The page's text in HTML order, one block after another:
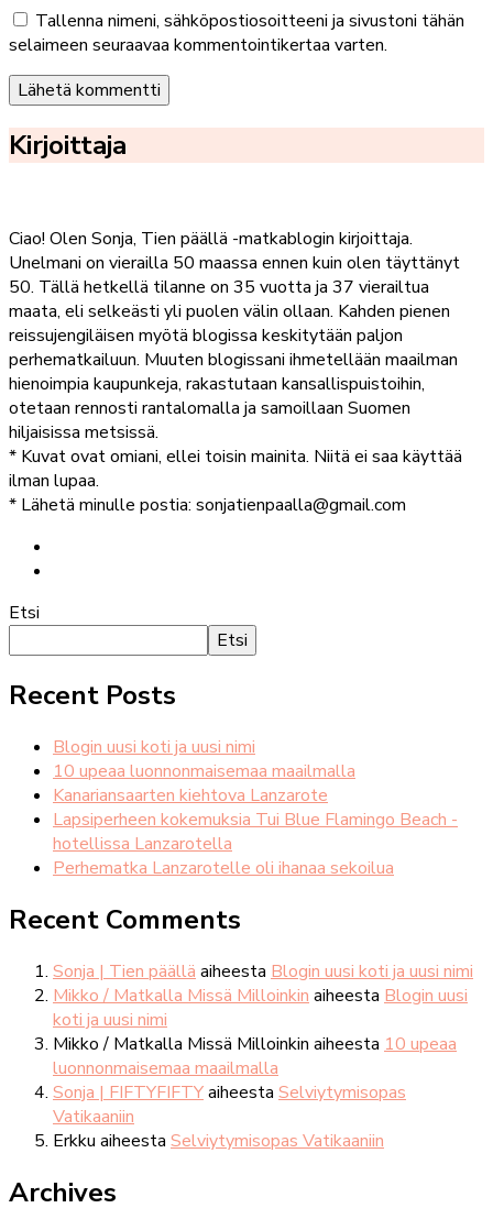
Tallenna nimeni, sähköpostiosoitteeni ja sivustoni tähän
selaimeen seuraavaa kommentointikertaa varten.
Kirjoittaja
Ciao! Olen Sonja, Tien päällä -matkablogin kirjoittaja.
Unelmani on vierailla 50 maassa ennen kuin olen täyttänyt
50. Tällä hetkellä tilanne on 35 vuotta ja 37 vierailtua
maata, eli selkeästi yli puolen välin ollaan. Kahden pienen
reissujengiläisen myötä blogissa keskitytään paljon
perhematkailuun. Muuten blogissani ihmetellään maailman
hienoimpia kaupunkeja, rakastutaan kansallispuistoihin,
otetaan rennosti rantalomalla ja samoillaan Suomen
hiljaisissa metsissä.
* Kuvat ovat omiani, ellei toisin mainita. Niitä ei saa käyttää
ilman lupaa.
* Lähetä minulle postia: sonjatienpaalla@gmail.com
Etsi
Etsi
Recent Posts
Blogin uusi koti ja uusi nimi
10 upeaa luonnonmaisemaa maailmalla
Kanariansaarten kiehtova Lanzarote
Lapsiperheen kokemuksia Tui Blue Flamingo Beach -
hotellissa Lanzarotella
Perhematka Lanzarotelle oli ihanaa sekoilua
Recent Comments
Sonja | Tien päällä aiheesta Blogin uusi koti ja uusi nimi
Mikko / Matkalla Missä Milloinkin aiheesta Blogin uusi
koti ja uusi nimi
Mikko / Matkalla Missä Milloinkin aiheesta 10 upeaa
luonnonmaisemaa maailmalla
Sonja | FIFTYFIFTYaiheesta Selviytymisopas
Vatikaaniin
Erkku aiheesta Selviytymisopas Vatikaaniin
Archives